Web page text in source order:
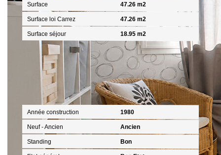
Surface 47.26 m2
Surface loi Carrez 47.26 m2
Surface séjour 18.95 m2
Extérieur
Année construction 1980
Neuf - Ancien Ancien
Standing Bon